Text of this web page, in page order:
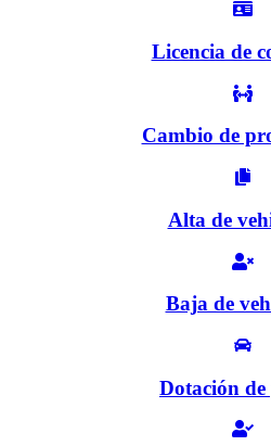
Licencia de
Cambio de
Alta de
Baja de
Dotación de